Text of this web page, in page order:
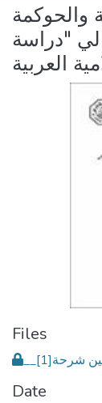
والحوكمة
"دراسة
العربية
Files
Date